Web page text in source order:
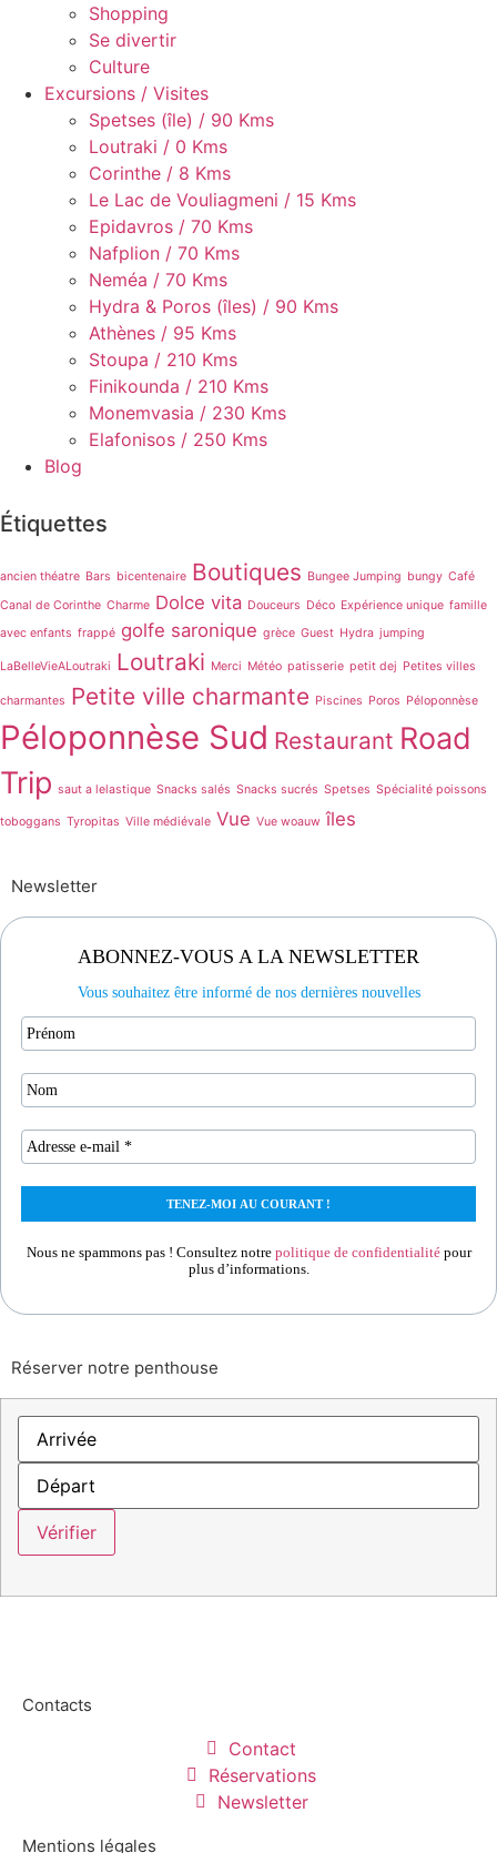
Shopping
Se divertir
Culture
Excursions / Visites
Spetses (île) / 90 Kms
Loutraki / 0 Kms
Corinthe / 8 Kms
Le Lac de Vouliagmeni / 15 Kms
Epidavros / 70 Kms
Nafplion / 70 Kms
Neméa / 70 Kms
Hydra & Poros (îles) / 90 Kms
Athènes / 95 Kms
Stoupa / 210 Kms
Finikounda / 210 Kms
Monemvasia / 230 Kms
Elafonisos / 250 Kms
Blog
Étiquettes
ancien théatre Bars bicentenaire Boutiques Bungee Jumping bungy Café
Canal de Corinthe Charme Dolce vita Douceurs Déco Expérience unique famille
avec enfants frappé golfe saronique grèce Guest Hydra jumping
LaBelleVieALoutraki Loutraki Merci Météo patisserie petit dej Petites villes
charmantes Petite ville charmante Piscines Poros Péloponnèse
Péloponnèse Sud Restaurant Road
Trip saut a lelastique Snacks salés Snacks sucrés Spetses Spécialité poissons
toboggans Tyropitas Ville médiévale Vue Vue woauw îles
Newsletter
ABONNEZ-VOUS A LA NEWSLETTER
Vous souhaitez être informé de nos dernières nouvelles
Nous ne spammons pas ! Consultez notre politique de confidentialitépour
plus d’informations.
Réserver notre penthouse
Contacts
Contact
Réservations
Newsletter
Mentions légales